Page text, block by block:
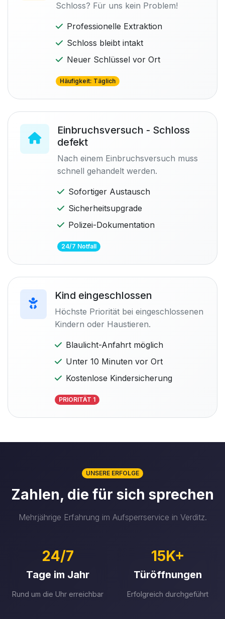
Schloss? Für uns kein Problem!
Professionelle Extraktion
Schloss bleibt intakt
Neuer Schlüssel vor Ort
Häufigkeit: Täglich
Einbruchsversuch - Schloss
defekt
Nach einem Einbruchsversuch muss
schnell gehandelt werden.
Sofortiger Austausch
Sicherheitsupgrade
Polizei-Dokumentation
24/7 Notfall
Kind eingeschlossen
Höchste Priorität bei eingeschlossenen
Kindern oder Haustieren.
Blaulicht-Anfahrt möglich
Unter 10 Minuten vor Ort
Kostenlose Kindersicherung
PRIORITÄT 1
UNSERE ERFOLGE
Zahlen, die für sich sprechen
Mehrjährige Erfahrung im Aufsperrservice in Verditz.
24/7
Tage im Jahr
Rund um die Uhr erreichbar
15K+
Türöffnungen
Erfolgreich durchgeführt